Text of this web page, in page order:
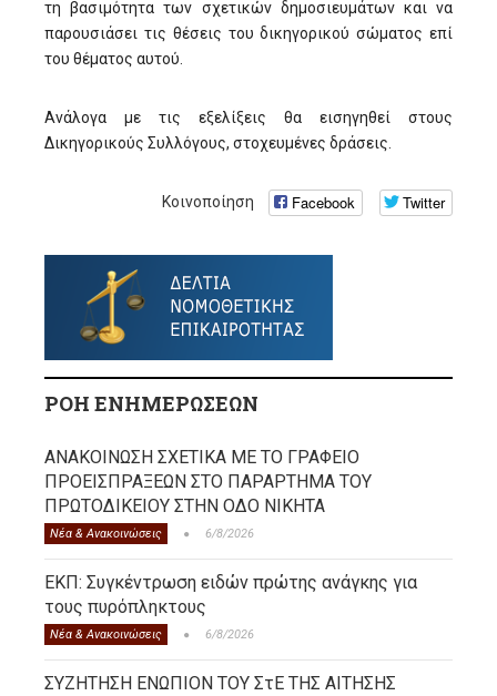
τη βασιμότητα των σχετικών δημοσιευμάτων και να
παρουσιάσει τις θέσεις του δικηγορικού σώματος επί
του θέματος αυτού.
Ανάλογα με τις εξελίξεις θα εισηγηθεί στους
Δικηγορικούς Συλλόγους, στοχευμένες δράσεις.
Κοινοποίηση Facebook Twitter
ΡΟΗ ΕΝΗΜΕΡΩΣΕΩΝ
ΑΝΑΚΟΙΝΩΣΗ ΣΧΕΤΙΚΑ ΜΕ ΤΟ ΓΡΑΦΕΙΟ
ΠΡΟΕΙΣΠΡΑΞΕΩΝ ΣΤΟ ΠΑΡΑΡΤΗΜΑ ΤΟΥ
ΠΡΩΤΟΔΙΚΕΙΟΥ ΣΤΗΝ ΟΔΟ ΝΙΚΗΤΑ
Νέα & Ανακοινώσεις 6/8/2026
ΕΚΠ: Συγκέντρωση ειδών πρώτης ανάγκης για
τους πυρόπληκτους
Νέα & Ανακοινώσεις 6/8/2026
ΣΥΖΗΤΗΣΗ ΕΝΩΠΙΟΝ ΤΟΥ ΣτΕ ΤΗΣ ΑΙΤΗΣΗΣ